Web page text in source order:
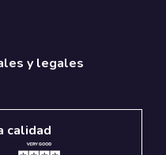
y legales
calidad